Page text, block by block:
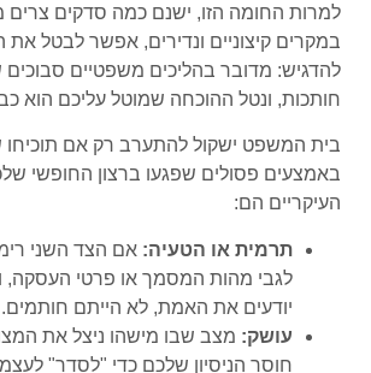
למרות החומה הזו, ישנם כמה סדקים
במקרים קיצוניים ונדירים, אפשר לבטל
להדגיש: מדובר בהליכים משפטיים סבוכים
חותכות, ונטל ההוכחה שמוטל עליכם הוא
בית המשפט ישקול להתערב רק אם
באמצעים פסולים שפגעו ברצון החופשי
העיקריים הם:
תרמית או הטעיה: אם הצד השני
לגבי מהות המסמך או פרטי העסקה,
יודעים את האמת, לא הייתם חותמים.
עושק: מצב שבו מישהו ניצל את
חוסר הניסיון שלכם כדי "לסדר"